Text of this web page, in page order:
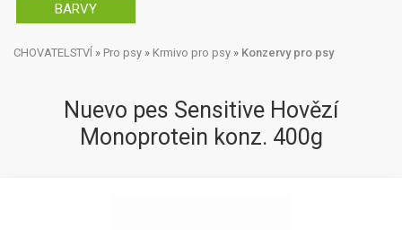
BARVY
CHOVATELSTVÍ » Pro psy » Krmivo pro psy » Konzervy pro psy
Nuevo pes Sensitive Hovězí
Monoprotein konz. 400g